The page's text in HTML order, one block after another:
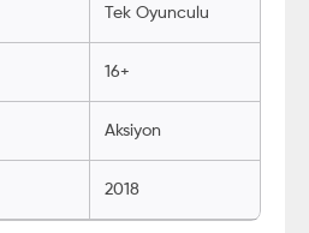
Tek Oyunculu
16+
Aksiyon
2018